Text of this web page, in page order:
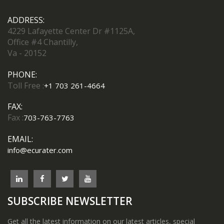
ADDRESS:
4229 Lafayette Center Dr #1125A,
Office #4 Chantilly,
Va - 20152
PHONE:
Toll Free :+1 703 261-4664
FAX:
Fax :703-763-7763
EMAIL:
info@ecurater.com
SUBSCRIBE NEWSLETTER
Get all the latest information on our latest articles, special